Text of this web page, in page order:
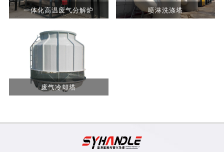
一体化高温废气分解炉 喷淋洗涤塔
废气冷却塔